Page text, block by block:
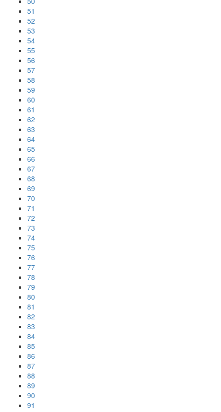
51
52
53
54
55
56
57
58
59
60
61
62
63
64
65
66
67
68
69
70
71
72
73
74
75
76
77
78
79
80
81
82
83
84
85
86
87
88
89
90
91